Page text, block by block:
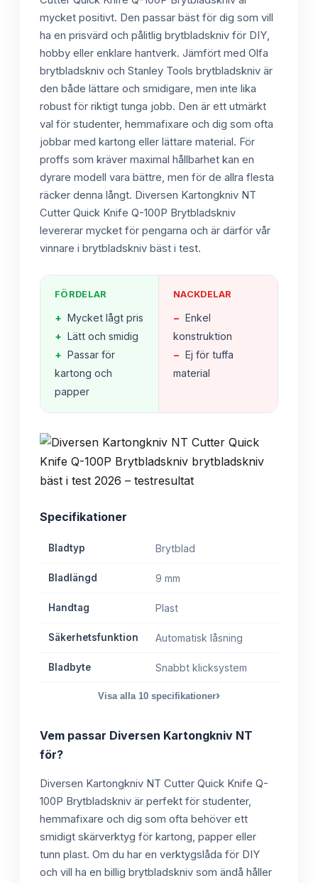
mycket positivt. Den passar bäst för dig som vill
ha en prisvärd och pålitlig brytbladskniv för DIY,
hobby eller enklare hantverk. Jämfört med Olfa
brytbladskniv och Stanley Tools brytbladskniv är
den både lättare och smidigare, men inte lika
robust för riktigt tunga jobb. Den är ett utmärkt
val för studenter, hemmafixare och dig som ofta
jobbar med kartong eller lättare material. För
proffs som kräver maximal hållbarhet kan en
dyrare modell vara bättre, men för de allra flesta
räcker denna långt. Diversen Kartongkniv NT
Cutter Quick Knife Q-100P Brytbladskniv
levererar mycket för pengarna och är därför vår
vinnare i brytbladskniv bäst i test.
FÖRDELAR
+ Mycket lågt pris
+ Lätt och smidig
+ Passar för
kartong och
papper
NACKDELAR
− Enkel
konstruktion
− Ej för tuffa
material
Specifikationer
Bladtyp Brytblad
Bladlängd 9 mm
Handtag Plast
Säkerhetsfunktion Automatisk låsning
Bladbyte Snabbt klicksystem
Visa alla 10 specifikationer›
Vem passar Diversen Kartongkniv NT
för?
Diversen Kartongkniv NT Cutter Quick Knife Q-
100P Brytbladskniv är perfekt för studenter,
hemmafixare och dig som ofta behöver ett
smidigt skärverktyg för kartong, papper eller
tunn plast. Om du har en verktygslåda för DIY
och vill ha en billig brytbladskniv som ändå håller